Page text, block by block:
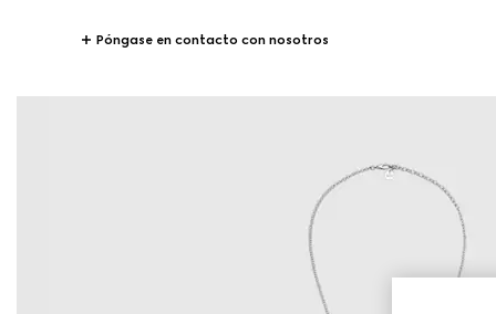
Póngase en contacto con nosotros